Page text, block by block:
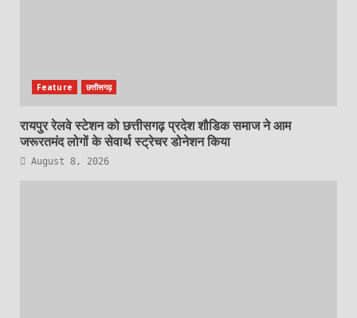
Feature छत्तीसगढ़
रायपुर रेलवे स्टेशन को छत्तीसगढ़ प्रदेश शौडिक समाज ने आम
जरूरतमंद लोगों के सेवार्थ स्ट्रेचर डोनेशन किया
August 8, 2026